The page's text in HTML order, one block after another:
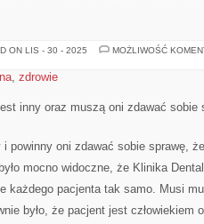
ON LIS - 30 - 2025 MOŻLIWOŚĆ
, zdrowie
inny oraz muszą oni zdawać sobie
powinny oni zdawać sobie sprawę,
mocno widoczne, że Klinika
każdego pacjenta tak samo. Musi
było, że pacjent jest człowiekiem